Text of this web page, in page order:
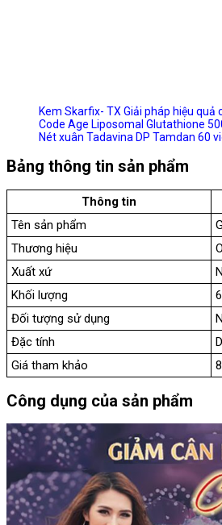
Kem Skarfix- TX Giải pháp hiệu
Code Age Liposomal Glutathione
Nét xuân Tadavina DP Tamdan 60
Bảng thông tin sản phẩm
Thông tin
Tên sản phẩm
Thương hiệu
Xuất xứ
Khối lượng
Đối tượng sử dụng
Đặc tính
Giá tham khảo
Công dụng của sản phẩm